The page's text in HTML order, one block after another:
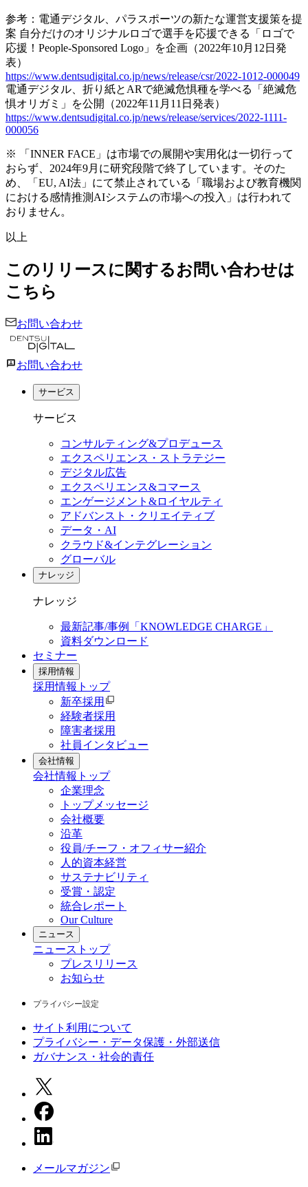
参考：電通デジタル、パラスポーツの新たな運営支援策を提
案 自分だけのオリジナルロゴで選手を応援できる「ロゴで
応援！People-Sponsored Logo」を企画（2022年10月12日発
表）
https://www.dentsudigital.co.jp/news/release/csr/2022-1012-000049
電通デジタル、折り紙とARで絶滅危惧種を学べる「絶滅危
惧オリガミ」を公開（2022年11月11日発表）
https://www.dentsudigital.co.jp/news/release/services/2022-1111-
000056
※
「INNER FACE」は市場での展開や実用化は一切行って
おらず、2024年9月に研究段階で終了しています。そのた
め、「EU, AI法」にて禁止されている「職場および教育機関
における感情推測AIシステムの市場への投入」は行われて
おりません。
以上
このリリースに関するお問い合わせは
こちら
お問い合わせ
お問い合わせ
サービス
サービス
コンサルティング&プロデュース
エクスペリエンス・ストラテジー
デジタル広告
エクスペリエンス&コマース
エンゲージメント&ロイヤルティ
アドバンスト・クリエイティブ
データ・AI
クラウド&インテグレーション
グローバル
ナレッジ
ナレッジ
最新記事/事例「KNOWLEDGE CHARGE」
資料ダウンロード
セミナー
採用情報
採用情報 トップ
新卒採用
経験者採用
障害者採用
社員インタビュー
会社情報
会社情報 トップ
企業理念
トップメッセージ
会社概要
沿革
役員/チーフ・オフィサー紹介
人的資本経営
サステナビリティ
受賞・認定
統合レポート
Our Culture
ニュース
ニュース トップ
プレスリリース
お知らせ
プライバシー設定
サイト利用について
プライバシー・データ保護・外部送信
ガバナンス・社会的責任
メールマガジン